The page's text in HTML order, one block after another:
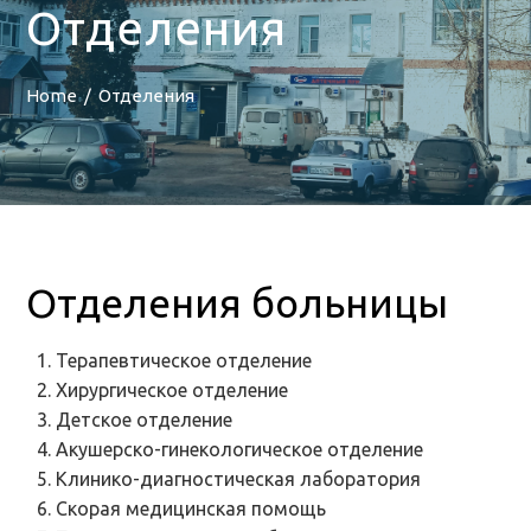
Отделения
Home Отделения
Отделения больницы
Терапевтическое отделение
Хирургическое отделение
Детское отделение
Акушерско-гинекологическое отделение
Клинико-диагностическая лаборатория
Скорая медицинская помощь